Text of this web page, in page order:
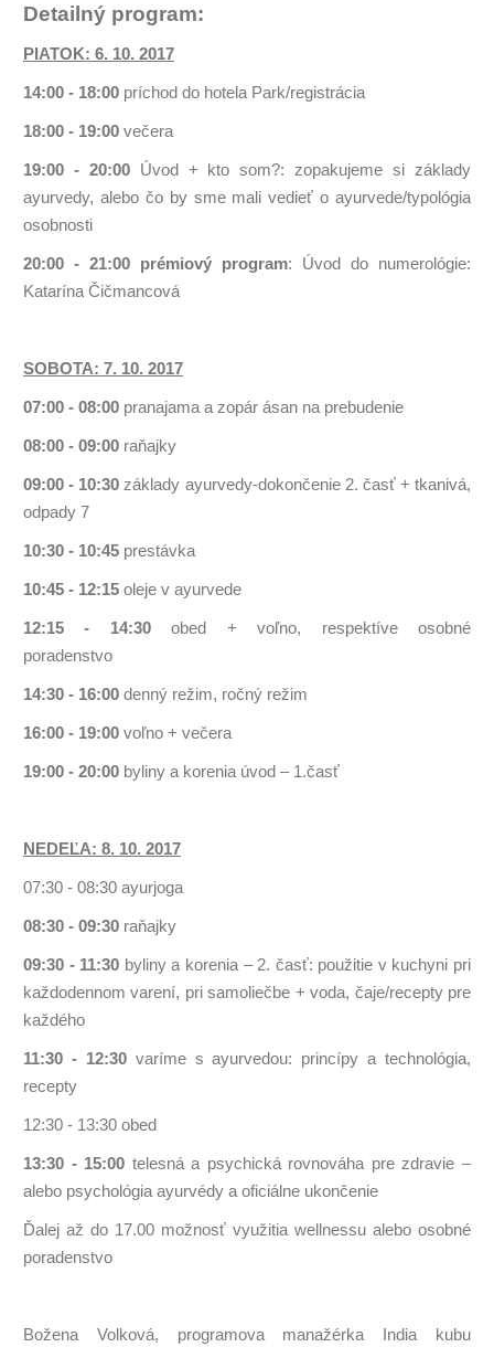
Detailný program:
PIATOK: 6. 10. 2017
14:00 - 18:00 príchod do hotela Park/registrácia
18:00 - 19:00 večera
19:00 - 20:00Úvod + kto som?: zopakujeme si základy
ayurvedy, alebo čo by sme mali vedieť o ayurvede/typológia
osobnosti
20:00 - 21:00 prémiový program: Úvod do numerológie:
Katarína Čičmancová
SOBOTA: 7. 10. 2017
07:00 - 08:00 pranajama a zopár ásan na prebudenie
08:00 - 09:00 raňajky
09:00 - 10:30 základy ayurvedy-dokončenie 2. časť + tkanivá,
odpady 7
10:30 - 10:45 prestávka
10:45 - 12:15 oleje v ayurvede
12:15 - 14:30obed + voľno, respektíve osobné
poradenstvo
14:30 - 16:00 denný režim, ročný režim
16:00 - 19:00 voľno + večera
19:00 - 20:00 byliny a korenia úvod – 1.časť
NEDEĽA: 8. 10. 2017
07:30 - 08:30 ayurjoga
08:30 - 09:30 raňajky
09:30 - 11:30 byliny a korenia – 2. časť: použitie v kuchyni pri
každodennom varení, pri samoliečbe + voda, čaje/recepty pre
každého
11:30 - 12:30varíme s ayurvedou: princípy a technológia,
recepty
12:30 - 13:30 obed
13:30 - 15:00 telesná a psychická rovnováha pre zdravie –
alebo psychológia ayurvédy a oficiálne ukončenie
Ďalej až do 17.00 možnosť využitia wellnessu alebo osobné
poradenstvo
Božena Volková, programova manažérka India kubu